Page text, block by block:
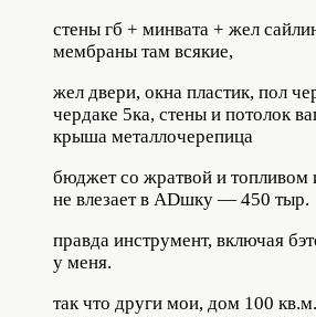
стены гб + минвата + жел
мембраны там всякие,
жел двери, окна пластик, пол
чердаке 5ка, стены и потолок
крыша металлочерепица
бюджет со жратвой и топливом
не влезает в ADшку — 450 тыр.
правда инструмент, включая
у меня.
так что други мои, дом 100